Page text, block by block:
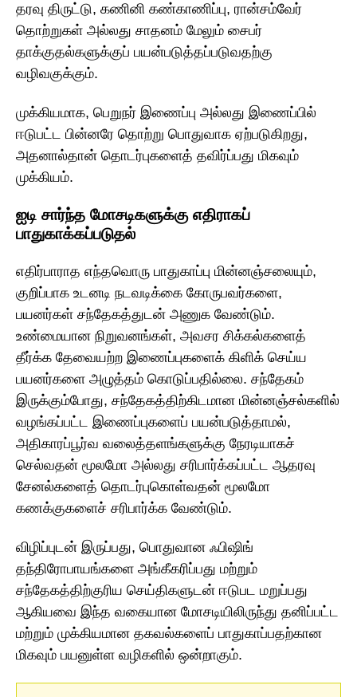
தரவு திருட்டு, கணினி கண்காணிப்பு, ரான்சம்வேர்
தொற்றுகள் அல்லது சாதனம் மேலும் சைபர்
தாக்குதல்களுக்குப் பயன்படுத்தப்படுவதற்கு
வழிவகுக்கும்.
முக்கியமாக, பெறுநர் இணைப்பு அல்லது இணைப்பில்
ஈடுபட்ட பின்னரே தொற்று பொதுவாக ஏற்படுகிறது,
அதனால்தான் தொடர்புகளைத் தவிர்ப்பது மிகவும்
முக்கியம்.
ஐடி சார்ந்த மோசடிகளுக்கு எதிராகப்
பாதுகாக்கப்படுதல்
எதிர்பாராத எந்தவொரு பாதுகாப்பு மின்னஞ்சலையும்,
குறிப்பாக உடனடி நடவடிக்கை கோருபவர்களை,
பயனர்கள் சந்தேகத்துடன் அணுக வேண்டும்.
உண்மையான நிறுவனங்கள், அவசர சிக்கல்களைத்
தீர்க்க தேவையற்ற இணைப்புகளைக் கிளிக் செய்ய
பயனர்களை அழுத்தம் கொடுப்பதில்லை. சந்தேகம்
இருக்கும்போது, சந்தேகத்திற்கிடமான மின்னஞ்சல்களில்
வழங்கப்பட்ட இணைப்புகளைப் பயன்படுத்தாமல்,
அதிகாரப்பூர்வ வலைத்தளங்களுக்கு நேரடியாகச்
செல்வதன் மூலமோ அல்லது சரிபார்க்கப்பட்ட ஆதரவு
சேனல்களைத் தொடர்புகொள்வதன் மூலமோ
கணக்குகளைச் சரிபார்க்க வேண்டும்.
விழிப்புடன் இருப்பது, பொதுவான ஃபிஷிங்
தந்திரோபாயங்களை அங்கீகரிப்பது மற்றும்
சந்தேகத்திற்குரிய செய்திகளுடன் ஈடுபட மறுப்பது
ஆகியவை இந்த வகையான மோசடியிலிருந்து தனிப்பட்ட
மற்றும் முக்கியமான தகவல்களைப் பாதுகாப்பதற்கான
மிகவும் பயனுள்ள வழிகளில் ஒன்றாகும்.